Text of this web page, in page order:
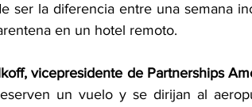
ser la diferencia entre una semana
en un hotel remoto.
vicepresidente de Partnerships
un vuelo y se dirijan al